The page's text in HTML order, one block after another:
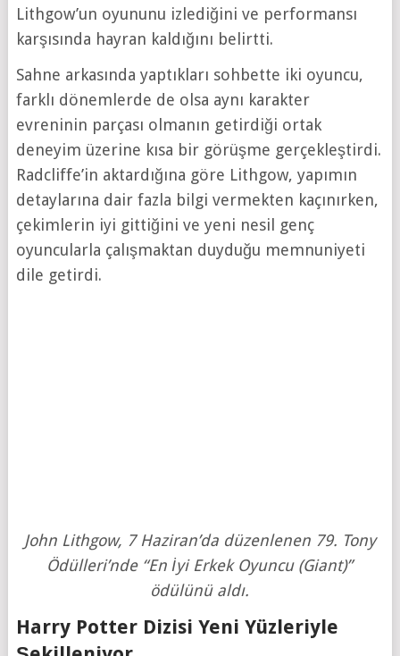
Lithgow’un oyununu izlediğini ve performansı
karşısında hayran kaldığını belirtti.
Sahne arkasında yaptıkları sohbette iki oyuncu,
farklı dönemlerde de olsa aynı karakter
evreninin parçası olmanın getirdiği ortak
deneyim üzerine kısa bir görüşme gerçekleştirdi.
Radcliffe’in aktardığına göre Lithgow, yapımın
detaylarına dair fazla bilgi vermekten kaçınırken,
çekimlerin iyi gittiğini ve yeni nesil genç
oyuncularla çalışmaktan duyduğu memnuniyeti
dile getirdi.
John Lithgow, 7 Haziran’da düzenlenen 79. Tony
Ödülleri’nde “En İyi Erkek Oyuncu (Giant)”
ödülünü aldı.
Harry Potter Dizisi Yeni Yüzleriyle